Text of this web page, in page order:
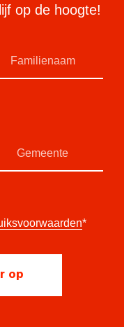
op de hoogte!
*